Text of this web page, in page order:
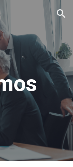
Skip to navigation
s